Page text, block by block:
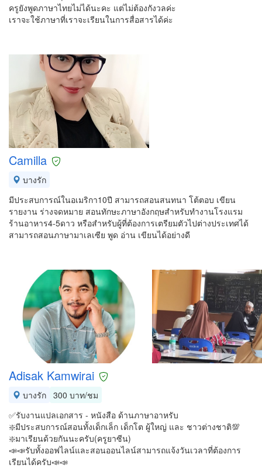
ครูยังพูดภาษาไทยไม่ได้นะคะ แต่ไม่ต้องกังวลค่ะ
เราจะใช้ภาษาที่เราจะเรียนในการสื่อสารได้ค่ะ
Camilla
บางรัก
มีประสบการณ์ในอเมริกา10ปี สามารถสอนสนทนา โต้ตอบ เขียน
รายงาน ร่างจดหมาย สอนทักษะภาษาอังกฤษสำหรับทำงานโรงแรม
ร้านอาหาร4-5ดาว หรือสำหรับผู้ที่ต้องการเตรียมตัวไปต่างประเทศได้
สามารถสอนภาษามาเลเซีย พูด อ่าน เขียนได้อย่างดี
Adisak Kamwirai
บางรัก 300 บาท/ชม
✅รับงานแปลเอกสาร - หนังสือ ด้านภาษาอาหรับ
❇️มีประสบการณ์สอนทั้งเด็กเล็ก เด็กโต ผู้ใหญ่ และ ชาวต่างชาติ💯
❇️มาเรียนด้วยกันนะครับ(ครูยาซีน)
📣📣รับทั้งออฟไลน์และสอนออนไลน์สามารถแจ้งวันเวลาที่ต้องการ
เรียนได้ครับ📣📣